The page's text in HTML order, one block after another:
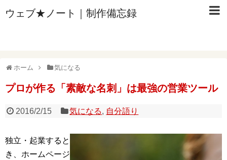
ウェブ★ノート｜制作備忘録
ホーム 気になる
プロが作る「素敵な名刺」は最強の営業ツール
2016/2/15 気になる, 自分語り
独立・起業すると
き、ホームページ